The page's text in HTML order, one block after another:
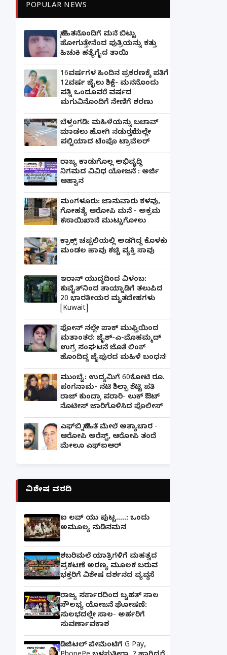
POPULAR NEWS
ಸ್ನೇಹಿತನೊಂದಿಗೆ ಮನೆ ಬಿಟ್ಟು
ಹೋಗುತ್ತೇನೆಂದ ಪುತ್ರಿಯನ್ನು ಕತ್ತು
ಹಿಚುಕಿ ಹತ್ಯೆಗೈದ ತಾಯಿ
16ವರ್ಷಗಳ ಹಿಂದಿನ ಪ್ರಕರಣಕ್ಕೆ ಪತಿಗೆ
12ವರ್ಷ ಜೈಲು ಶಿಕ್ಷೆ- ಮನನೊಂದು
ಪತ್ನಿ ಒಂದೂವರೆ ವರ್ಷದ
ಮಗುವಿನೊಂದಿಗೆ ನೇಣಿಗೆ ಶರಣು
ಬೆಳ್ತಂಗಡಿ: ಮಹಿಳೆಯನ್ನು ಬಚಾವ್
ಮಾಡಲು ಹೋಗಿ ನಡುರಸ್ತೆಯಲ್ಲೇ
ಪಲ್ಟಿಯಾದ ಟೆಂಪೊ ಟ್ರಾವೆಲರ್
ರಾಜ್ಯ ಕಾಡುಗೊಲ್ಲ ಅಭಿವೃದ್ಧಿ
ನಿಗಮದ ವಿವಿಧ ಯೋಜನೆ : ಅರ್ಜಿ
ಆಹ್ವಾನ
ಮಂಗಳೂರು: ಜಾನುವಾರು ಕಳವು,
ಗೋಹತ್ಯೆ ಆರೋಪಿ ಮನೆ - ಅಕ್ರಮ
ಕಸಾಯಿಖಾನೆ ಮುಟ್ಟುಗೋಲು
ಕ್ರಾಕ್ಸ್ ಚಪ್ಪಲಿಯಲ್ಲಿ ಅಡಗಿದ್ದ ಕೊಳಕು
ಮಂಡಲ ಹಾವು ಕಚ್ಚಿ ವ್ಯಕ್ತಿ ಸಾವು
ಇರಾನ್ ಯುದ್ಧದಿಂದ ವಿಳಂಬ:
ಕುವೈತ್‌ನಿಂದ ತಾಯ್ನಾಡಿಗೆ ತಲುಪಿದ
20 ಭಾರತೀಯರ ಮೃತದೇಹಗಳು
[Kuwait]
ಫೋನ್ ನಲ್ಲೇ ಪಾಕ್ ಮುಫ್ತಿಯಿಂದ
ಮತಾಂತರ: ಜೈಶ್-ಎ-ಮೊಹಮ್ಮದ್
ಉಗ್ರ ಸಂಘಟನೆ ಜೊತೆ ಲಿಂಕ್
ಹೊಂದಿದ್ದ ಜೈಪುರದ ಮಹಿಳೆ ಬಂಧನ!
ಮುಂಬೈ: ಉದ್ಯಮಿಗೆ 60ಕೋಟಿ ರೂ.
ಪಂಗನಾಮ- ನಟಿ ಶಿಲ್ಪಾ ಶೆಟ್ಟಿ ಪತಿ
ರಾಜ್ ಕುಂದ್ರಾ ಪರಾರಿ- ಲುಕ್ ಔಟ್
ನೊಟೀಸ್ ಜಾರಿಗೊಳಿಸಿದ ಪೊಲೀಸ್
ಎಫ್‌ಬಿ ಸ್ನೇಹಿತೆ ಮೇಲೆ ಅತ್ಯಾಚಾರ -
ಆರೋಪಿ ಅರೆಸ್ಟ್, ಆರೋಪಿ ತಂದೆ
ಮೇಲೂ ಎಫ್ಐಆರ್
ವಿಶೇಷ ವರದಿ
ಐ ಲವ್ ಯು ಪುಟ್ಟ.....: ಒಂದು
ಅಮೂಲ್ಯ ನುಡಿನಮನ
ಶಬರಿಮಲೆ ಯಾತ್ರಿಗಳಿಗೆ ಮಹತ್ವದ
ಪ್ರಕಟಣೆ ಅರಣ್ಯ ಮೂಲಕ ಬರುವ
ಭಕ್ತರಿಗೆ ವಿಶೇಷ ದರ್ಶನದ ವ್ಯವಸ್ಥೆ
ರಾಜ್ಯ ಸರ್ಕಾರದಿಂದ ಬೃಹತ್ ಸಾಲ
ಸೌಲಭ್ಯ ಯೋಜನೆ ಘೋಷಣೆ:
ಸುಲಭದಲ್ಲೇ ಸಾಲ- ಅರ್ಹರಿಗೆ
ಸುವರ್ಣಾವಕಾಶ
ಡಿಜಿಟಲ್ ಪೇಮೆಂಟಿಗೆ G Pay,